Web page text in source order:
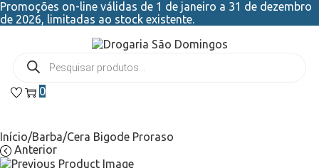
Promoções on-line válidas de 1 de janeiro a 31 de dezembro
de 2026, limitadas ao stock existente.
0
Início/Barba/Cera Bigode Proraso
Anterior